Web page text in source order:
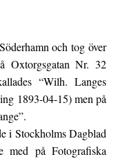
och tog över
Oxtorgsgatan Nr. 32
“Wilh. Langes
1893-04-15) men på
i Stockholms Dagblad
med på Fotografiska